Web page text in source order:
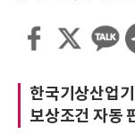
한국기상산업
보상조건 자동